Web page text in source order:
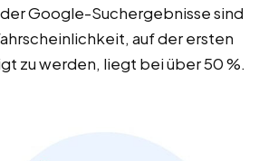
der Google-Suchergebnisse sind
auf der ersten
zu werden, liegt bei über 50 %.